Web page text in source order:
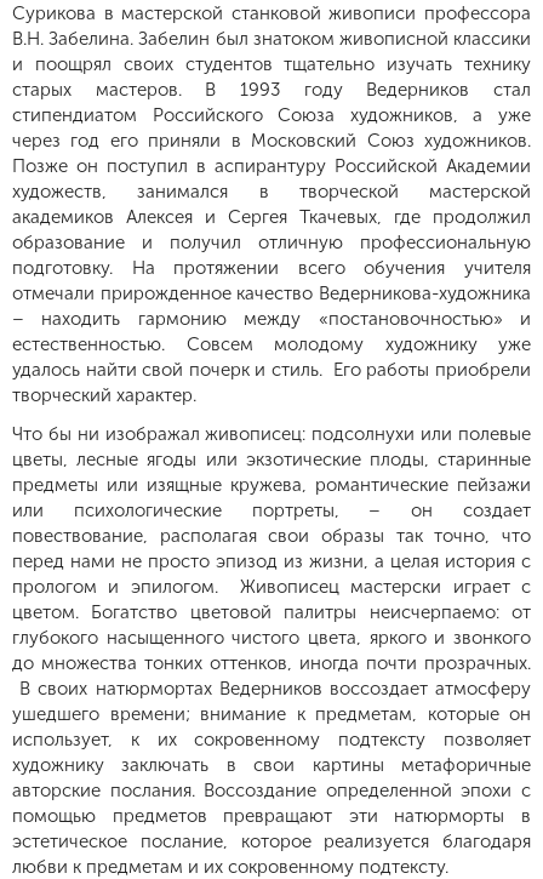
Сурикова в мастерской станковой живописи профессора
В.Н. Забелина. Забелин был знатоком живописной классики
и поощрял своих студентов тщательно изучать технику
старых мастеров. В 1993 году Ведерников стал
стипендиатом Российского Союза художников, а уже
через год его приняли в Московский Союз художников.
Позже он поступил в аспирантуру Российской Академии
художеств, занимался в творческой мастерской
академиков Алексея и Сергея Ткачевых, где продолжил
образование и получил отличную профессиональную
подготовку. На протяжении всего обучения учителя
отмечали прирожденное качество Ведерникова-художника
– находить гармонию между «постановочностью» и
естественностью. Совсем молодому художнику уже
удалось найти свой почерк и стиль. Его работы приобрели
творческий характер.
Что бы ни изображал живописец: подсолнухи или полевые
цветы, лесные ягоды или экзотические плоды, старинные
предметы или изящные кружева, романтические пейзажи
или психологические портреты, – он создает
повествование, располагая свои образы так точно, что
перед нами не просто эпизод из жизни, а целая история с
прологом и эпилогом. Живописец мастерски играет с
цветом. Богатство цветовой палитры неисчерпаемо: от
глубокого насыщенного чистого цвета, яркого и звонкого
до множества тонких оттенков, иногда почти прозрачных.
В своих натюрмортах Ведерников воссоздает атмосферу
ушедшего времени; внимание к предметам, которые он
использует, к их сокровенному подтексту позволяет
художнику заключать в свои картины метафоричные
авторские послания. Воссоздание определенной эпохи с
помощью предметов превращают эти натюрморты в
эстетическое послание, которое реализуется благодаря
любви к предметам и их сокровенному подтексту.